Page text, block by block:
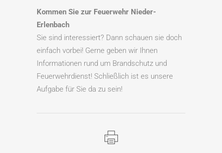
Kommen Sie zur Feuerwehr Nieder-
Erlenbach
Sie sind interessiert? Dann schauen sie doch
einfach vorbei! Gerne geben wir Ihnen
Informationen rund um Brandschutz und
Feuerwehrdienst! Schließlich ist es unsere
Aufgabe für Sie da zu sein!